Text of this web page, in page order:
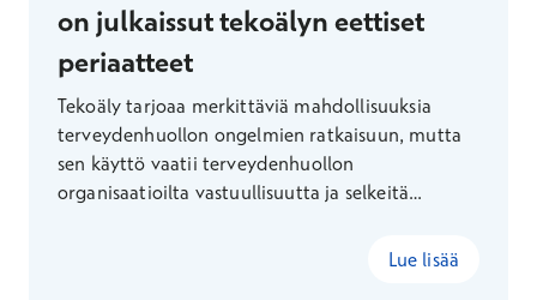
on julkaissut tekoälyn eettiset
periaatteet
Tekoäly tarjoaa merkittäviä mahdollisuuksia
terveydenhuollon ongelmien ratkaisuun, mutta
sen käyttö vaatii terveydenhuollon
organisaatioilta vastuullisuutta ja selkeitä
Lue lisää